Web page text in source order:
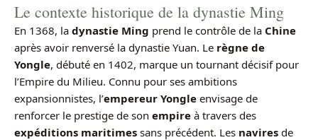
Le contexte historique de la dynastie Ming
En 1368, la dynastie Ming prend le contrôle de la Chine
après avoir renversé la dynastie Yuan. Le règne de
Yongle, débuté en 1402, marque un tournant décisif pour
l’Empire du Milieu. Connu pour ses ambitions
expansionnistes, l’empereur Yongle envisage de
renforcer le prestige de son empire à travers des
expéditions maritimes sans précédent. Les navires de